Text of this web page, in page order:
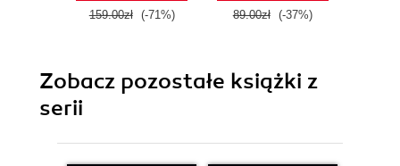
159.00zł (-71%) 89.00zł (-37%)
Zobacz pozostałe książki z
serii